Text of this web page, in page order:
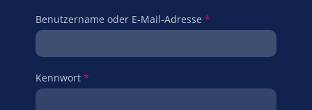
Benutzername oder E-Mail-Adresse *
Kennwort *